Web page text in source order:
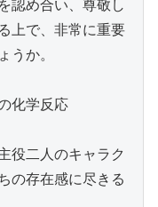
認め合い、尊敬し
上で、非常に重要
うか。
化学反応
役二人のキャラク
の存在感に尽きる